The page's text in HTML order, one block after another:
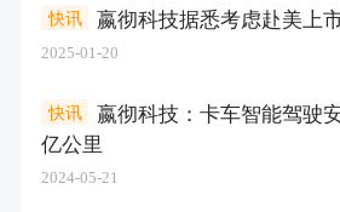
嬴彻科技据悉考虑赴美上
快讯
2025-01-20
嬴彻科技：卡车智能驾驶
亿公里
快讯
2024-05-21